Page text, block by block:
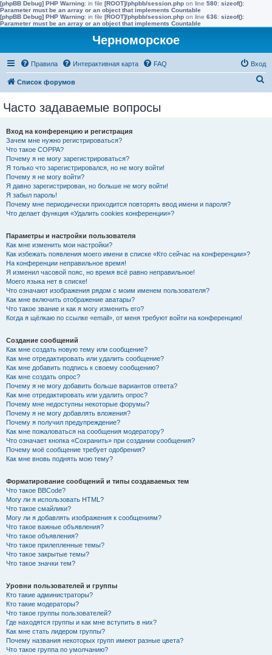
[phpBB Debug] PHP Warning: in file [ROOT]/phpbb/session.php on line 580: sizeof():
Parameter must be an array or an object that implements Countable
[phpBB Debug] PHP Warning: in file [ROOT]/phpbb/session.php on line 636: sizeof():
Parameter must be an array or an object that implements Countable
Черноморское
Правила Интерактивная карта FAQ Вход
Список форумов
Часто задаваемые вопросы
Вход на конференцию и регистрация
Зачем мне нужно регистрироваться?
Что такое COPPA?
Почему я не могу зарегистрироваться?
Я только что зарегистрировался, но не могу войти!
Почему я не могу войти?
Я давно зарегистрирован, но больше не могу войти!
Я забыл пароль!
Почему мне периодически приходится повторять ввод имени и пароля?
Что делает функция «Удалить cookies конференции»?
Параметры и настройки пользователя
Как мне изменить мои настройки?
Как избежать появления моего имени в списке «Кто сейчас на конференции»?
На конференции неправильное время!
Я изменил часовой пояс, но время всё равно неправильное!
Моего языка нет в списке!
Что означают изображения рядом с моим именем пользователя?
Как мне включить отображение аватары?
Что такое звание и как я могу изменить его?
Когда я щёлкаю по ссылке «email», от меня требуют войти на конференцию!
Создание сообщений
Как мне создать новую тему или сообщение?
Как мне отредактировать или удалить сообщение?
Как мне добавить подпись к своему сообщению?
Как мне создать опрос?
Почему я не могу добавить больше вариантов ответа?
Как мне отредактировать или удалить опрос?
Почему мне недоступны некоторые форумы?
Почему я не могу добавлять вложения?
Почему я получил предупреждение?
Как мне пожаловаться на сообщения модератору?
Что означает кнопка «Сохранить» при создании сообщения?
Почему моё сообщение требует одобрения?
Как мне вновь поднять мою тему?
Форматирование сообщений и типы создаваемых тем
Что такое BBCode?
Могу ли я использовать HTML?
Что такое смайлики?
Могу ли я добавлять изображения к сообщениям?
Что такое важные объявления?
Что такое объявления?
Что такое прилепленные темы?
Что такое закрытые темы?
Что такое значки тем?
Уровни пользователей и группы
Кто такие администраторы?
Кто такие модераторы?
Что такое группы пользователей?
Где находятся группы и как мне вступить в них?
Как мне стать лидером группы?
Почему названия некоторых групп имеют разные цвета?
Что такое группа по умолчанию?